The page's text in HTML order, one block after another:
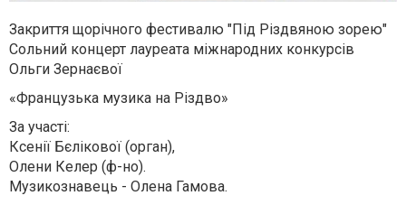
Закриття щорічного фестивалю "Під Різдвяною зорею"
Сольний концерт лауреата міжнародних конкурсів
Ольги Зернаєвої
«Французька музика на Різдво»
За участі:
Ксенії Бєлікової (орган),
Олени Келер (ф-но).
Музикознавець - Олена Гамова.